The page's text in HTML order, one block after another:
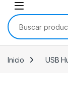
Buscar por:
Inicio USB